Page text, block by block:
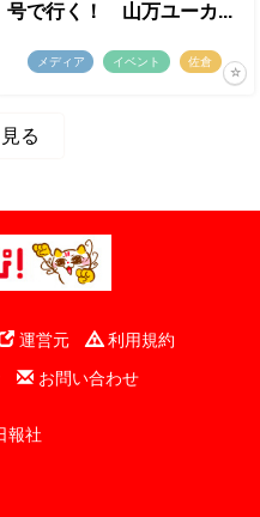
号で行く！ 山万ユーカ...
メディア イベント 佐倉
る
運営元
利用規約
お問い合わせ
報社